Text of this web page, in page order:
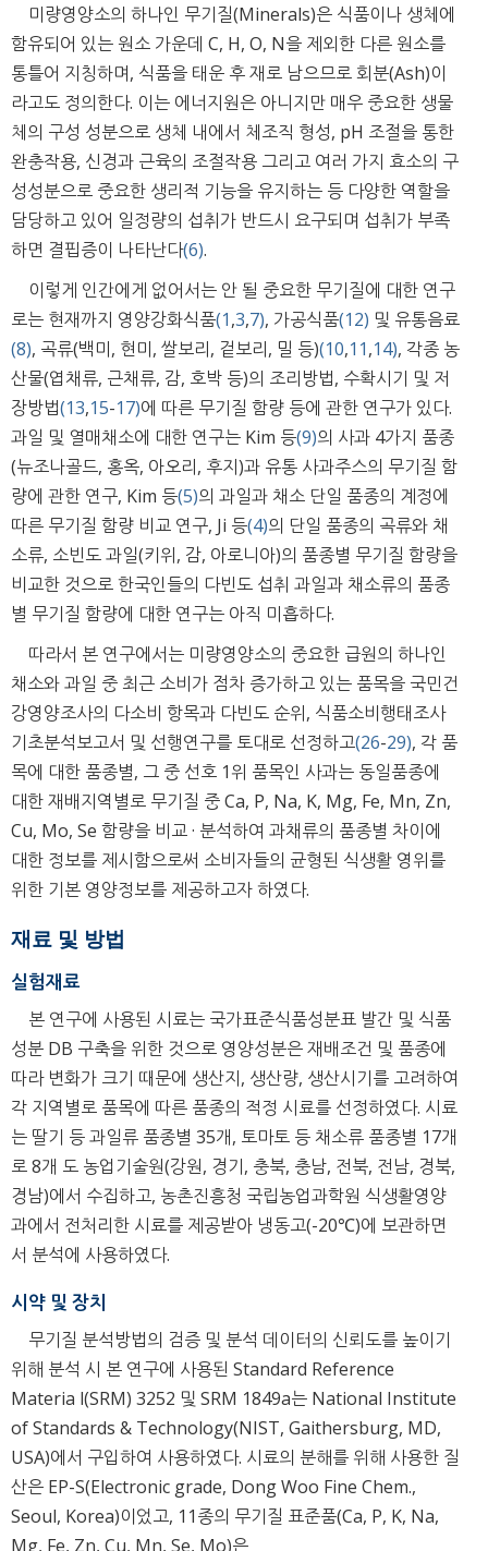
미량영양소의 하나인 무기질(Minerals)은 식품이나 생체에
함유되어 있는 원소 가운데 C, H, O, N을 제외한 다른 원소를
통틀어 지칭하며, 식품을 태운 후 재로 남으므로 회분(Ash)이
라고도 정의한다. 이는 에너지원은 아니지만 매우 중요한 생물
체의 구성 성분으로 생체 내에서 체조직 형성, pH 조절을 통한
완충작용, 신경과 근육의 조절작용 그리고 여러 가지 효소의 구
성성분으로 중요한 생리적 기능을 유지하는 등 다양한 역할을
담당하고 있어 일정량의 섭취가 반드시 요구되며 섭취가 부족
하면 결핍증이 나타난다(6).
이렇게 인간에게 없어서는 안 될 중요한 무기질에 대한 연구
로는 현재까지 영양강화식품(1,3,7), 가공식품(12) 및 유통음료
(8), 곡류(백미, 현미, 쌀보리, 겉보리, 밀 등)(10,11,14), 각종 농
산물(엽채류, 근채류, 감, 호박 등)의 조리방법, 수확시기 및 저
장방법(13,15-17)에 따른 무기질 함량 등에 관한 연구가 있다.
과일 및 열매채소에 대한 연구는 Kim 등(9)의 사과 4가지 품종
(뉴조나골드, 홍옥, 아오리, 후지)과 유통 사과주스의 무기질 함
량에 관한 연구, Kim 등(5)의 과일과 채소 단일 품종의 계정에
따른 무기질 함량 비교 연구, Ji 등(4)의 단일 품종의 곡류와 채
소류, 소빈도 과일(키위, 감, 아로니아)의 품종별 무기질 함량을
비교한 것으로 한국인들의 다빈도 섭취 과일과 채소류의 품종
별 무기질 함량에 대한 연구는 아직 미흡하다.
따라서 본 연구에서는 미량영양소의 중요한 급원의 하나인
채소와 과일 중 최근 소비가 점차 증가하고 있는 품목을 국민건
강영양조사의 다소비 항목과 다빈도 순위, 식품소비행태조사
기초분석보고서 및 선행연구를 토대로 선정하고(26-29), 각 품
목에 대한 품종별, 그 중 선호 1위 품목인 사과는 동일품종에
대한 재배지역별로 무기질 중 Ca, P, Na, K, Mg, Fe, Mn, Zn,
Cu, Mo, Se 함량을 비교 · 분석하여 과채류의 품종별 차이에
대한 정보를 제시함으로써 소비자들의 균형된 식생활 영위를
위한 기본 영양정보를 제공하고자 하였다.
재료 및 방법
실험재료
본 연구에 사용된 시료는 국가표준식품성분표 발간 및 식품
성분 DB 구축을 위한 것으로 영양성분은 재배조건 및 품종에
따라 변화가 크기 때문에 생산지, 생산량, 생산시기를 고려하여
각 지역별로 품목에 따른 품종의 적정 시료를 선정하였다. 시료
는 딸기 등 과일류 품종별 35개, 토마토 등 채소류 품종별 17개
로 8개 도 농업기술원(강원, 경기, 충북, 충남, 전북, 전남, 경북,
경남)에서 수집하고, 농촌진흥청 국립농업과학원 식생활영양
과에서 전처리한 시료를 제공받아 냉동고(-20℃)에 보관하면
서 분석에 사용하였다.
시약 및 장치
무기질 분석방법의 검증 및 분석 데이터의 신뢰도를 높이기
위해 분석 시 본 연구에 사용된 Standard Reference
Materia l(SRM) 3252 및 SRM 1849a는 National Institute
of Standards & Technology(NIST, Gaithersburg, MD,
USA)에서 구입하여 사용하였다. 시료의 분해를 위해 사용한 질
산은 EP-S(Electronic grade, Dong Woo Fine Chem.,
Seoul, Korea)이었고, 11종의 무기질 표준품(Ca, P, K, Na,
Mg, Fe, Zn, Cu, Mn, Se, Mo)은